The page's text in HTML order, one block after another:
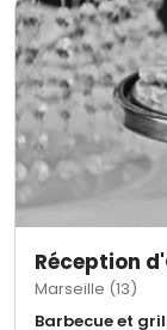
Réception
Marseille (13)